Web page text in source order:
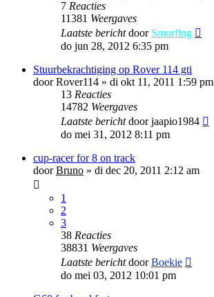
7 Reacties
11381 Weergaves
Laatste berichtdoor Smurfing
do jun 28, 2012 6:35 pm
Stuurbekrachtiging op Rover 114 gti
doorRover114 » di okt 11, 2011 1:59 pm
13 Reacties
14782 Weergaves
Laatste berichtdoorjaapio1984
do mei 31, 2012 8:11 pm
cup-racer for 8 on track
doorBruno » di dec 20, 2011 2:12 am
1
2
3
38 Reacties
38831 Weergaves
Laatste berichtdoorBoekie
do mei 03, 2012 10:01 pm